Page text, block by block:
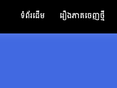
ទំព័រដើម រឿងភាគចេញថ្មី